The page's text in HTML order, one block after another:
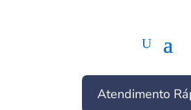
Atendimento